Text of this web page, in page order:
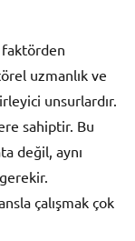
faktörden
uzmanlık ve
unsurlardır.
sahiptir. Bu
değil, aynı
çalışmak çok